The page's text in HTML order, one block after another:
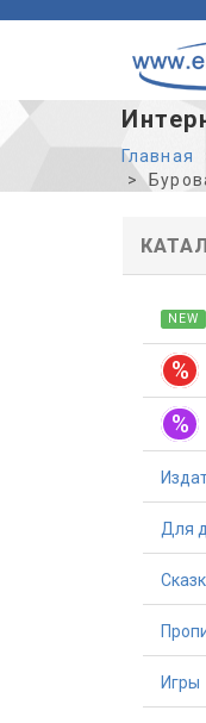
Главная
NEW
%
%
Для
Игры